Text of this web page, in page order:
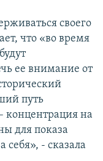
своего
что «во время
ее внимание от
путь
концентрация на
для показа
себя», - сказала